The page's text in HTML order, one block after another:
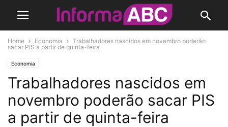
Home Economia
Trabalhadores nascidos em novembro poderão
sacar PIS a partir de quinta-feira
Economia
Trabalhadores nascidos em
novembro poderão sacar PIS
a partir de quinta-feira